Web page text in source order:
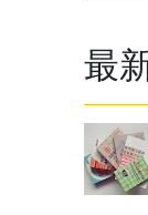
最